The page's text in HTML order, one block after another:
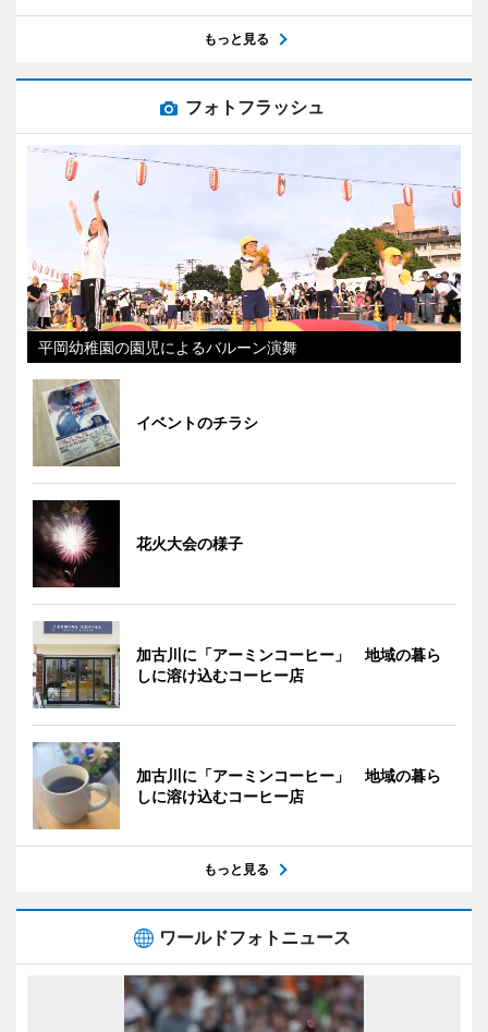
もっと見る
フォトフラッシュ
平岡幼稚園の園児によるバルーン演舞
イベントのチラシ
花火大会の様子
加古川に「アーミンコーヒー」 地域の暮ら
しに溶け込むコーヒー店
加古川に「アーミンコーヒー」 地域の暮ら
しに溶け込むコーヒー店
もっと見る
ワールドフォトニュース